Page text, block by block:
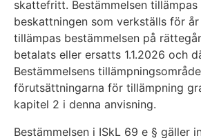
skattefritt. Bestämmelsen
beskattningen som verkställs för
tillämpas bestämmelsen på
betalats eller ersatts 1.1.2026 och
Bestämmelsens
förutsättningarna för tillämpning
kapitel 2 i denna anvisning.
Bestämmelsen i ISkL 69 e § gäller